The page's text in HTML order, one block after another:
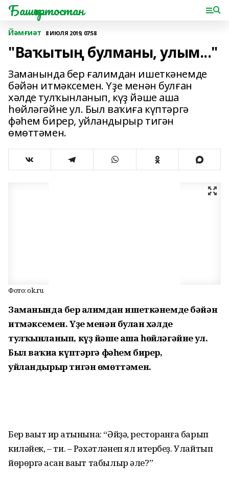
Башҡортостан
Йәмғиәт 8 ИЮЛЯ 2019, 07:58
"Ваҡытың булманы, улым..."
Заманында бер ғалимдан ишеткәнемде
бәйән итмәксемен. Үҙе менән булған
хәлде тулҡынланып, күҙ йәше аша
һөйләгәйне ул. Был ваҡиға күптәргә
фәһем бирер, уйландырыр тигән
өмөттәмен.
Фото: ok.ru
Заманында бер ғалимдан ишеткәнемде бәйән
итмәксемен. Үҙе менән булған хәлде
тулҡынланып, күҙ йәше аша һөйләгәйне ул.
Был ваҡиға күптәргә фәһем бирер,
уйландырыр тигән өмөттәмен.
Бер ваҡыт ир ҡатынына: “Әйҙә, ресторанға барып
киләйек, – ти. – Рәхәтләнеп ял итербеҙ. Улайтып
йөрөргә ҡасан ваҡыт табылыр әле?”